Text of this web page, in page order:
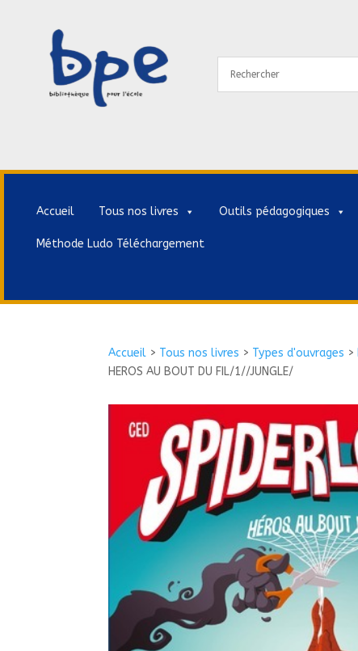
Accueil Tous nos livres Outils pédagogiques
Méthode Ludo Téléchargement
Accueil > Tous nos livres > Types d'ouvrages >
HEROS AU BOUT DU FIL/1//JUNGLE/